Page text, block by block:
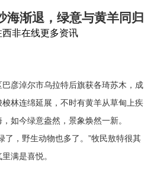
海渐退，绿意与黄羊同归
西非在线更多资讯
彦淖尔市乌拉特后旗获各琦苏木，成
林连绵延展，不时有黄羊从草甸上疾
如今绿意盎然，景象焕然一新。
，野生动物也多了。”牧民敖特很其
满是喜悦。